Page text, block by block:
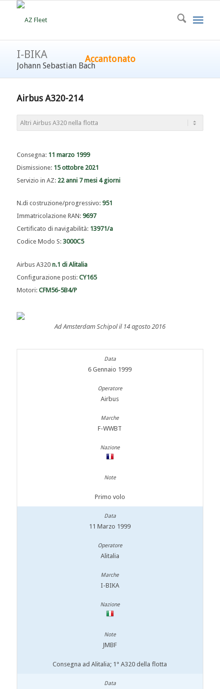
I-BIKA
Johann Sebastian Bach
Accantonato
Airbus A320-214
Consegna: 11 marzo 1999
Dismissione: 15 ottobre 2021
Servizio in AZ: 22 anni 7 mesi 4 giorni
N.di costruzione/progressivo: 951
Immatricolazione RAN: 9697
Certificato di navigabilità: 13971/a
Codice Modo S: 3000C5
Airbus A320 n.1 di Alitalia
Configurazione posti: CY165
Motori: CFM56-5B4/P
Ad Amsterdam Schipol il 14 agosto 2016
6 Gennaio 1999
Airbus
F-WWBT
Primo volo
11 Marzo 1999
Alitalia
I-BIKA
JMBF
Consegna ad Alitalia; 1° A320 della flotta